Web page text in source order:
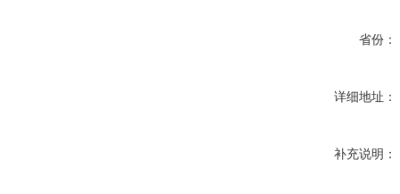
省份：
详细地址：
补充说明：